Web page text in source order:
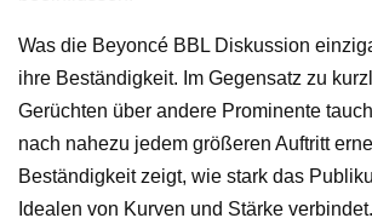
Was die Beyoncé BBL Diskussion
ihre Beständigkeit. Im Gegensatz zu
Gerüchten über andere Prominente
nach nahezu jedem größeren Auftritt
Beständigkeit zeigt, wie stark das
Idealen von Kurven und Stärke verbindet.